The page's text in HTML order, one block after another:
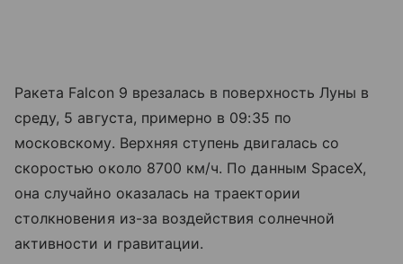
Ракета Falcon 9 врезалась в поверхность Луны в
среду, 5 августа, примерно в 09:35 по
московскому. Верхняя ступень двигалась со
скоростью около 8700 км/ч. По данным SpaceX,
она случайно оказалась на траектории
столкновения из-за воздействия солнечной
активности и гравитации.